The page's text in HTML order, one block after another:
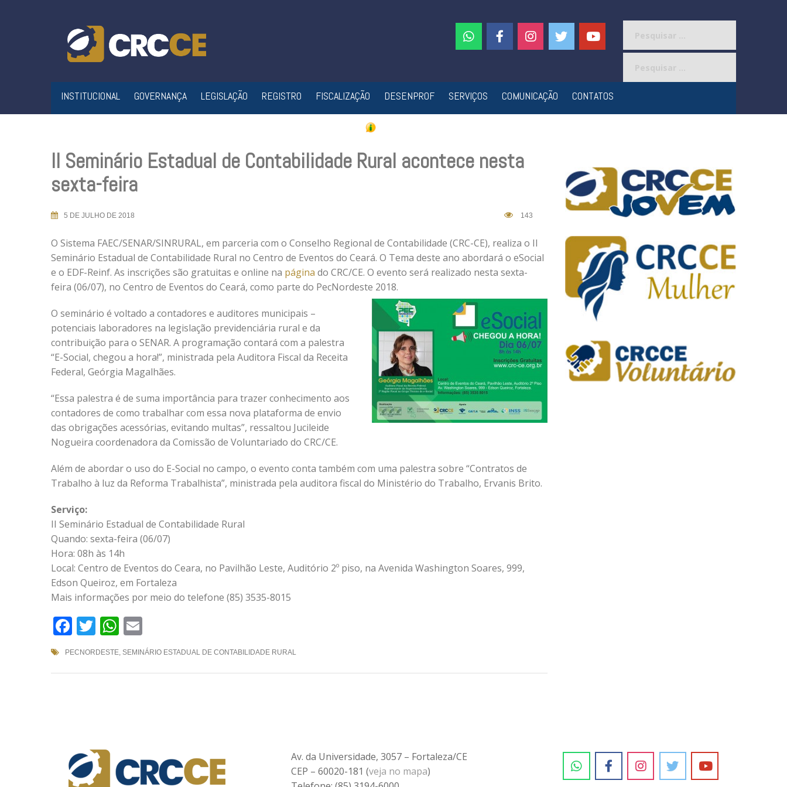
INSTITUCIONAL GOVERNANÇA LEGISLAÇÃO REGISTRO FISCALIZAÇÃO DESENPROF SERVIÇOS COMUNICAÇÃO CONTATOS
II Seminário Estadual de Contabilidade Rural acontece nesta
sexta-feira
5 DE JULHO DE 2018 143
O Sistema FAEC/SENAR/SINRURAL, em parceria com o Conselho Regional de Contabilidade (CRC-CE), realiza o II
Seminário Estadual de Contabilidade Rural no Centro de Eventos do Ceará. O Tema deste ano abordará o eSocial
e o EDF-Reinf. As inscrições são gratuitas e online na página do CRC/CE. O evento será realizado nesta sexta-
feira (06/07), no Centro de Eventos do Ceará, como parte do PecNordeste 2018.
O seminário é voltado a contadores e auditores municipais –
potenciais laboradores na legislação previdenciária rural e da
contribuição para o SENAR. A programação contará com a palestra
“E-Social, chegou a hora!”, ministrada pela Auditora Fiscal da Receita
Federal, Geórgia Magalhães.
“Essa palestra é de suma importância para trazer conhecimento aos
contadores de como trabalhar com essa nova plataforma de envio
das obrigações acessórias, evitando multas”, ressaltou Jucileide
Nogueira coordenadora da Comissão de Voluntariado do CRC/CE.
Além de abordar o uso do E-Social no campo, o evento conta também com uma palestra sobre “Contratos de
Trabalho à luz da Reforma Trabalhista”, ministrada pela auditora fiscal do Ministério do Trabalho, Ervanis Brito.
Serviço:
II Seminário Estadual de Contabilidade Rural
Quando: sexta-feira (06/07)
Hora: 08h às 14h
Local: Centro de Eventos do Ceara, no Pavilhão Leste, Auditório 2º piso, na Avenida Washington Soares, 999,
Edson Queiroz, em Fortaleza
Mais informações por meio do telefone (85) 3535-8015
Facebook
TwitterWhatsApp
PECNORDESTE, SEMINÁRIO ESTADUAL DE CONTABILIDADE RURAL
Av. da Universidade, 3057 – Fortaleza/CE
CEP – 60020-181 (veja no mapa)